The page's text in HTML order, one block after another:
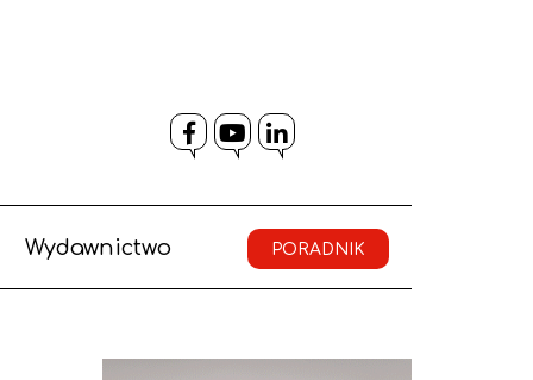
Facebook
YouTube
LinkedIn
Wydawnictwo PORADNIK